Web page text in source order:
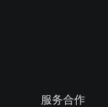
服务合作